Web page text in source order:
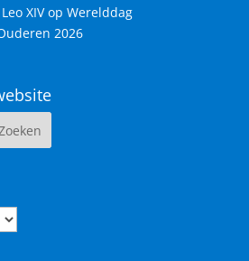
XIV op Werelddag
2026